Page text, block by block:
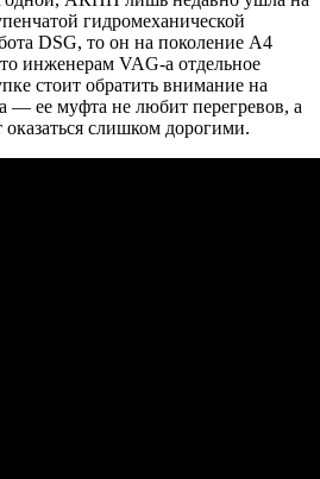
гидромеханической
DSG, то он на поколение А4
инженерам VAG-а отдельное
стоит обратить внимание на
— ее муфта не любит перегревов, а
слишком дорогими.